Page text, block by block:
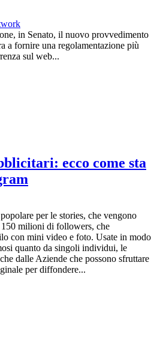
in Senato, il nuovo provvedimento
a fornire una regolamentazione più
sul web...
ecco come sta
per le stories, che vengono
milioni di followers, che
con mini video e foto. Usate in modo
quanto da singoli individui, le
dalle Aziende che possono sfruttare
per diffondere...